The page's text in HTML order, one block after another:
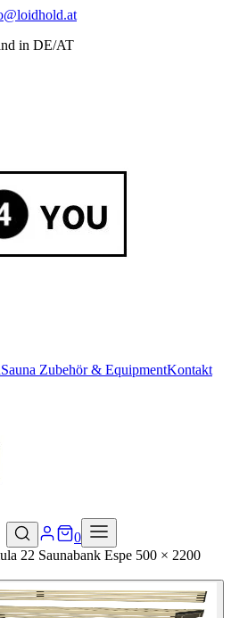
in DE/AT
Sauna Zubehör & EquipmentKontakt
0
22 Saunabank Espe 500 × 2200